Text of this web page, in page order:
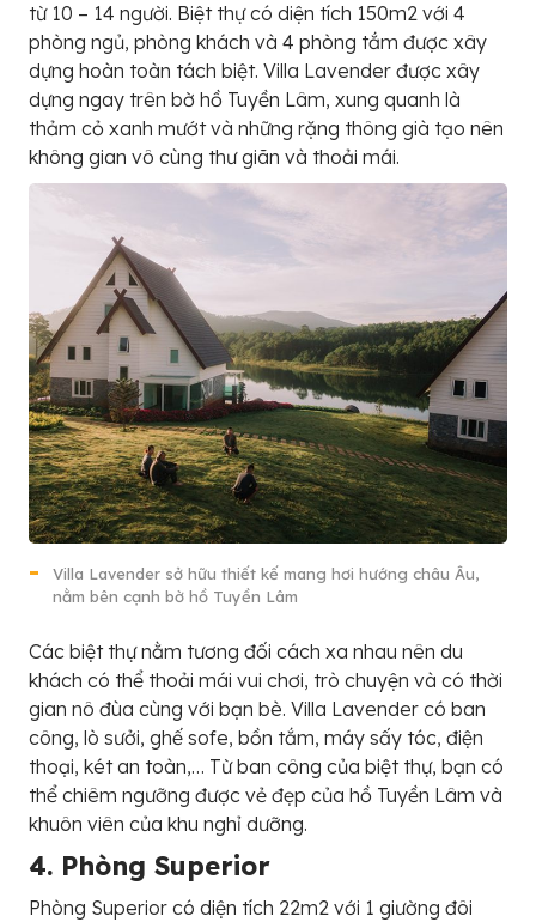
từ 10 – 14 người. Biệt thự có diện tích 150m2 với 4
phòng ngủ, phòng khách và 4 phòng tắm được xây
dựng hoàn toàn tách biệt. Villa Lavender được xây
dựng ngay trên bờ hồ Tuyền Lâm, xung quanh là
thảm cỏ xanh mướt và những rặng thông già tạo nên
không gian vô cùng thư giãn và thoải mái.
Villa Lavender sở hữu thiết kế mang hơi hướng châu Âu,
nằm bên cạnh bờ hồ Tuyền Lâm
Các biệt thự nằm tương đối cách xa nhau nên du
khách có thể thoải mái vui chơi, trò chuyện và có thời
gian nô đùa cùng với bạn bè. Villa Lavender có ban
công, lò sưởi, ghế sofe, bồn tắm, máy sấy tóc, điện
thoại, két an toàn,… Từ ban công của biệt thự, bạn có
thể chiêm ngưỡng được vẻ đẹp của hồ Tuyền Lâm và
khuôn viên của khu nghỉ dưỡng.
4. Phòng Superior
Phòng Superior có diện tích 22m2 với 1 giường đôi